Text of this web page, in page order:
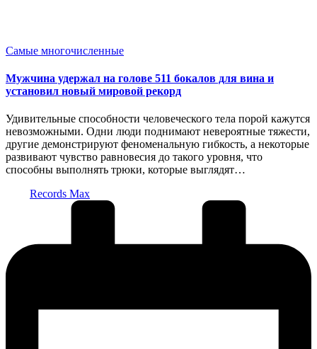
Опубликовано
Самые многочисленные
Мужчина удержал на голове 511 бокалов для вина и
установил новый мировой рекорд
Удивительные способности человеческого тела порой кажутся
невозможными. Одни люди поднимают невероятные тяжести,
другие демонстрируют феноменальную гибкость, а некоторые
развивают чувство равновесия до такого уровня, что
способны выполнять трюки, которые выглядят…
Records Max